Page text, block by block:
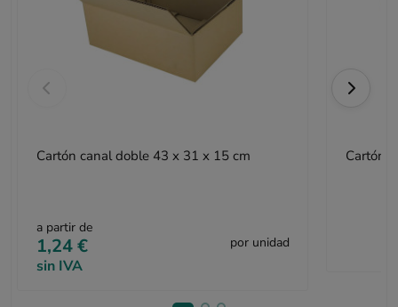
Cartón canal doble 43 x 31 x 15 cm
a partir de
1,24 €
sin IVA
por unidad
Cartón